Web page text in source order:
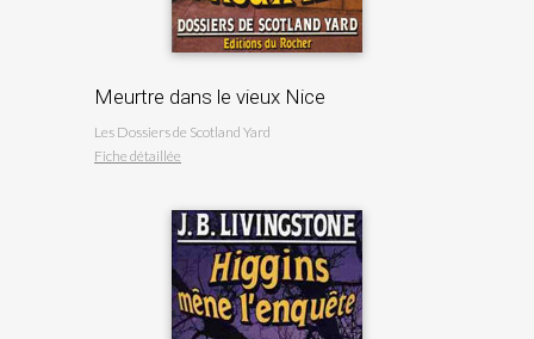
Meurtre dans le vieux Nice
Les Dossiers de Scotland Yard
Fiche détaillée